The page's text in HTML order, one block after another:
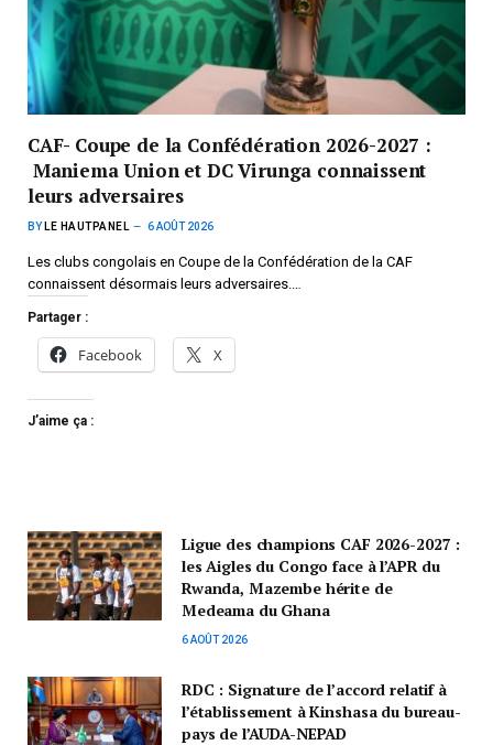
CAF- Coupe de la Confédération 2026-2027 :
Maniema Union et DC Virunga connaissent
leurs adversaires
BY LE HAUTPANEL 6 AOÛT 2026
Les clubs congolais en Coupe de la Confédération de la CAF
connaissent désormais leurs adversaires.…
Partager :
Facebook X
J’aime ça :
Ligue des champions CAF 2026-2027 :
les Aigles du Congo face à l’APR du
Rwanda, Mazembe hérite de
Medeama du Ghana
6 AOÛT 2026
RDC : Signature de l’accord relatif à
l’établissement à Kinshasa du bureau-
pays de l’AUDA-NEPAD